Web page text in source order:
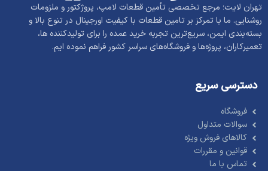
تهران لایت؛ مرجع تخصصی تأمین قطعات لامپ، پروژکتور و ملزومات
روشنایی. ما با تمرکز بر تامین قطعات با کیفیت اورجینال در تنوع بالا و
بسته‌بندی ایمن، سریع‌ترین تجربه خرید عمده را برای تولیدکننده ها،
تعمیرکاران، پروژه‌ها و فروشگاه‌های سراسر کشور فراهم نموده ایم.
دسترسی سریع
فروشگاه
سوالات متداول
کالاهای فروش ویژه
قوانین و مقررات
تماس با ما